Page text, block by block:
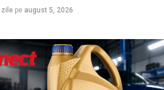
zile pe august 5, 2026